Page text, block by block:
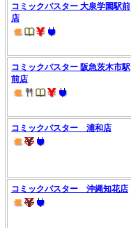
コミックバスター 大泉学園駅前
店
コミックバスター 阪急茨木市駅
前店
コミックバスター 浦和店
コミックバスター 沖縄知花店